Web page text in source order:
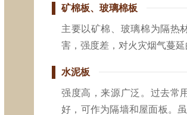
矿棉板、玻璃棉板
主要以矿棉、玻璃棉为隔热
害，强度差，对火灾烟气蔓
水泥板
强度高，来源广泛。过去常
好，可作为隔墙和屋面板。